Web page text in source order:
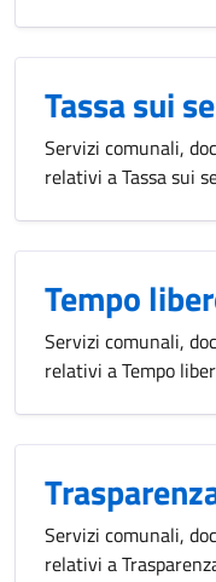
Tassa sui
Servizi comunali,
relativi a Tassa sui
Tempo
Servizi comunali,
relativi a Tempo
Servizi comunali,
relativi a